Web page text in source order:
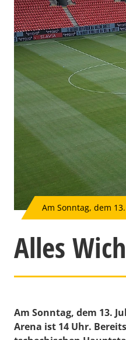
Am Sonntag, dem
Alles
Am Sonntag, dem 13.
Arena ist 14 Uhr.